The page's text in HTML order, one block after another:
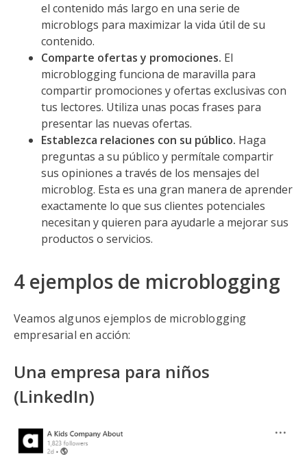
el contenido más largo en una serie de
microblogs para maximizar la vida útil de su
contenido.
Comparte ofertas y promociones. El
microblogging funciona de maravilla para
compartir promociones y ofertas exclusivas con
tus lectores. Utiliza unas pocas frases para
presentar las nuevas ofertas.
Establezca relaciones con su público. Haga
preguntas a su público y permítale compartir
sus opiniones a través de los mensajes del
microblog. Esta es una gran manera de aprender
exactamente lo que sus clientes potenciales
necesitan y quieren para ayudarle a mejorar sus
productos o servicios.
4 ejemplos de microblogging
Veamos algunos ejemplos de microblogging
empresarial en acción:
Una empresa para niños
(LinkedIn)